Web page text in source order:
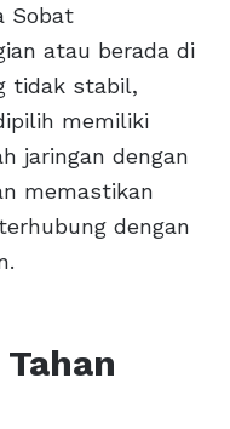
Sobat
atau berada di
tidak stabil,
memiliki
jaringan dengan
memastikan
dengan